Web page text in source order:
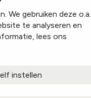
We gebruiken deze o.a.
te analyseren en
lees ons
instellen